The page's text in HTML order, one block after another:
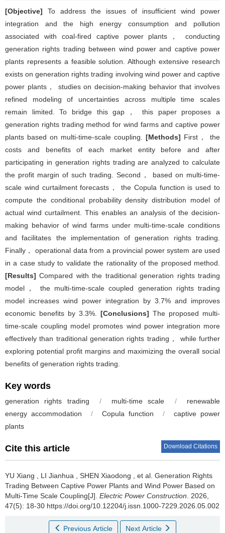
[Objective] To address the issues of insufficient wind power
integration and the high energy consumption and pollution
associated with coal-fired captive power plants， conducting
generation rights trading between wind power and captive power
plants represents a feasible solution. Although extensive research
exists on generation rights trading involving wind power and captive
power plants， studies on decision-making behavior that involves
refined modeling of uncertainties across multiple time scales
remain limited. To bridge this gap， this paper proposes a
generation rights trading method for wind farms and captive power
plants based on multi-time-scale coupling. [Methods] First， the
costs and benefits of each market entity before and after
participating in generation rights trading are analyzed to calculate
the profit margin of such trading. Second， based on multi-time-
scale wind curtailment forecasts， the Copula function is used to
compute the conditional probability density distribution model of
actual wind curtailment. This enables an analysis of the decision-
making behavior of wind farms under multi-time-scale conditions
and facilitates the implementation of generation rights trading.
Finally， operational data from a provincial power system are used
in a case study to validate the rationality of the proposed method.
[Results] Compared with the traditional generation rights trading
model， the multi-time-scale coupled generation rights trading
model increases wind power integration by 3.7% and improves
economic benefits by 3.3%. [Conclusions] The proposed multi-
time-scale coupling model promotes wind power integration more
effectively than traditional generation rights trading， while further
exploring potential profit margins and maximizing the overall social
benefits of generation rights trading.
Key words
generation rights trading / multi-time scale /
renewable
energy accommodation
/ Copula function /
captive power
plants
Cite this article Download Citations
YU Xiang LI Jianhua SHEN Xiaodong et al Generation Rights
Trading Between Captive Power Plants and Wind Power Based on
Multi-Time Scale Coupling[J]. Electric Power Construction . 2026,
47(5): 18-30 https://doi.org/10.12204/j.issn.1000-7229.2026.05.002
Previous Article Next Article